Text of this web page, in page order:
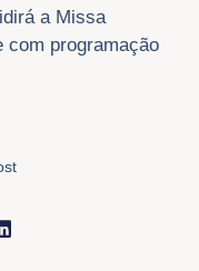
a Missa
com programação